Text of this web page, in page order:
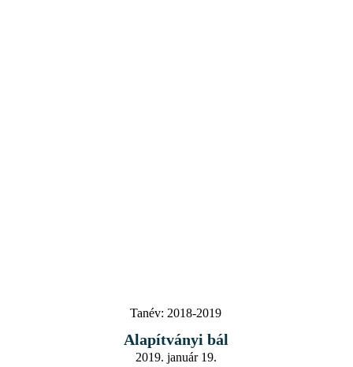
Tanév: 2018-2019
Alapítványi bál
2019. január 19.